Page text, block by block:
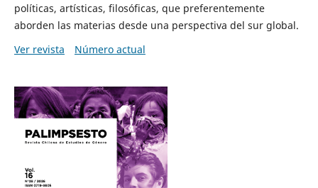
políticas, artísticas, filosóficas, que preferentemente
aborden las materias desde una perspectiva del sur global.
Ver revista
Número actual